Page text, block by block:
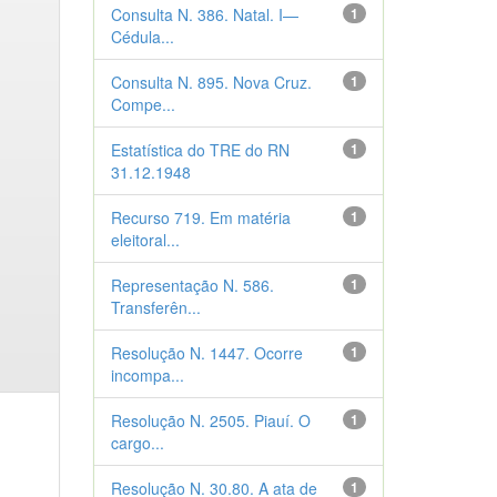
1
Consulta N. 386. Natal. I—
Cédula...
1
Consulta N. 895. Nova Cruz.
Compe...
1
Estatística do TRE do RN
31.12.1948
1
Recurso 719. Em matéria
eleitoral...
1
Representação N. 586.
Transferên...
1
Resolução N. 1447. Ocorre
incompa...
1
Resolução N. 2505. Piauí. O
cargo...
1
Resolução N. 30.80. A ata de